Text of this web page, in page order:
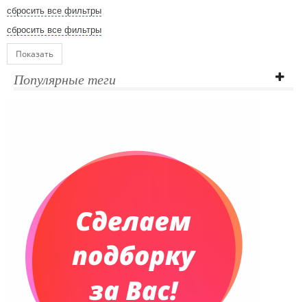
сбросить все фильтры
сбросить все фильтры
Показать
Популярные теги